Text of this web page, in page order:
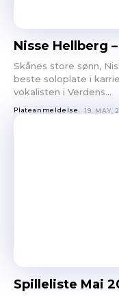
Link til
Minst 1024px
Det er lov å purre
Erfaringsmessig så
Nisse Hellberg
Skånes store sønn,
beste soloplate i
vokalisten i Verdens...
Plateanmeldelse 19. MAY,
Spilleliste Mai